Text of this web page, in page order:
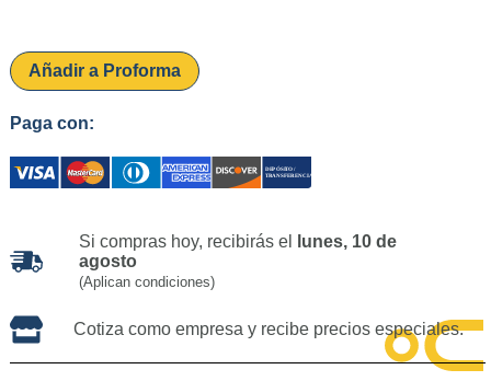
Añadir a Proforma
Paga con:
Si compras hoy, recibirás el
lunes, 10 de
agosto
(Aplican condiciones)
Cotiza como empresa y recibe precios especiales.